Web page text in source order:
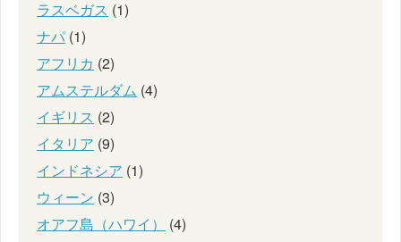
ラスベガス (1)
ナパ (1)
アフリカ (2)
アムステルダム (4)
イギリス (2)
イタリア (9)
インドネシア (1)
ウィーン (3)
オアフ島（ハワイ）
(4)